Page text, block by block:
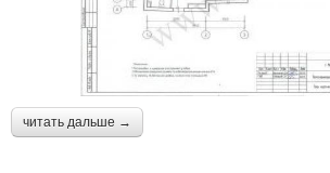
читать дальше →